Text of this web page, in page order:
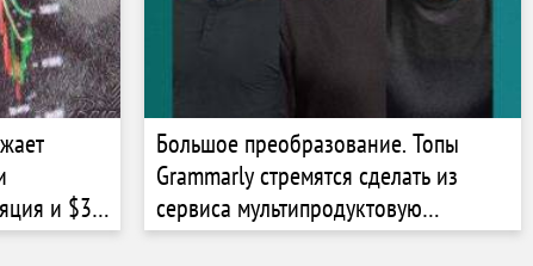
и $38
держать
Большое преобразование. Топы
Grammarly стремятся сделать из
сервиса мультипродуктовую
компанию, интегрируя ИИ в ее